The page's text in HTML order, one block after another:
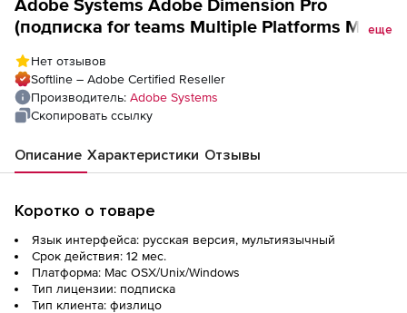
Adobe Systems Adobe Dimension Pro
(подписка for teams Multiple Platforms Multi
еще
Нет отзывов
Softline – Adobe Certified Reseller
Производитель: Adobe Systems
Скопировать ссылку
Описание Характеристики Отзывы
Коротко о товаре
Язык интерфейса: русская версия, мультиязычный
Срок действия: 12 мес.
Платформа: Mac OSX/Unix/Windows
Тип лицензии: подписка
Тип клиента: физлицо